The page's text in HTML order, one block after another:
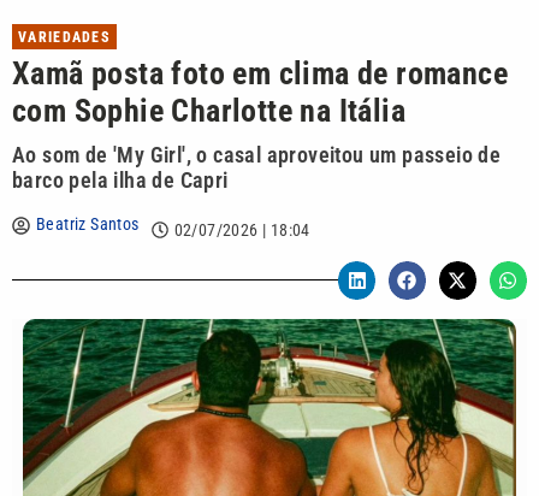
VARIEDADES
Xamã posta foto em clima de romance
com Sophie Charlotte na Itália
Ao som de 'My Girl', o casal aproveitou um passeio de
barco pela ilha de Capri
Beatriz Santos 02/07/2026 | 18:04